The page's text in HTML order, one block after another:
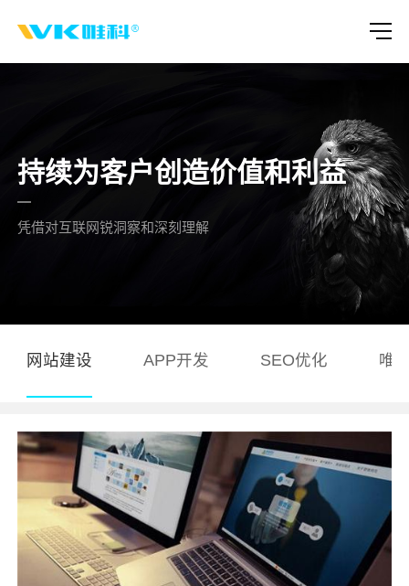
持续为客户创造价值和利益
凭借对互联网锐洞察和深刻理解
网站建设 APP开发 SEO优化 唯